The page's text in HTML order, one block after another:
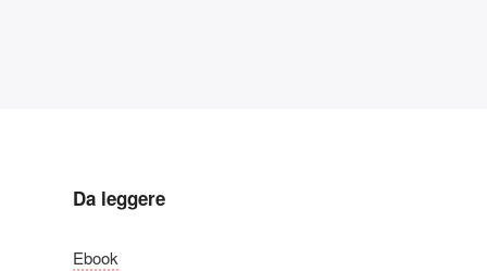
Da leggere
Ebook